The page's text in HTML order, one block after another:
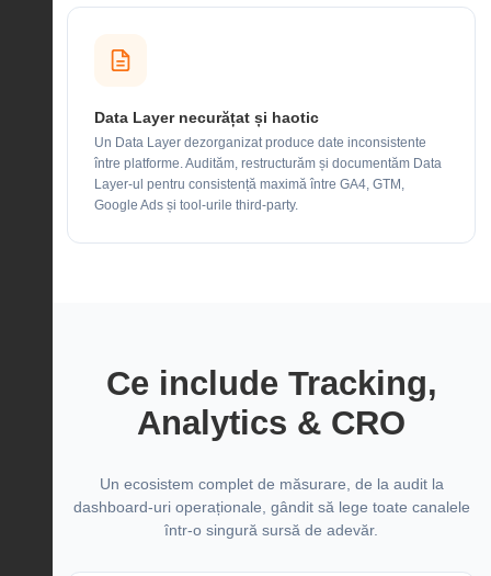
Data Layer necurățat și haotic
Un Data Layer dezorganizat produce date inconsistente
între platforme. Audităm, restructurăm și documentăm Data
Layer-ul pentru consistență maximă între GA4, GTM,
Google Ads și tool-urile third-party.
Ce include Tracking,
Analytics & CRO
Un ecosistem complet de măsurare, de la audit la
dashboard-uri operaționale, gândit să lege toate canalele
într-o singură sursă de adevăr.